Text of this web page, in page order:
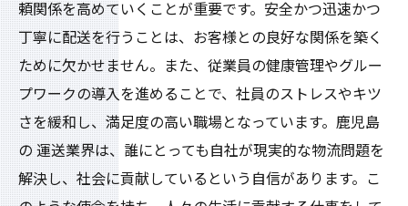
頼関係を高めていくことが重要です。安全かつ迅速かつ
丁寧に配送を行うことは、お客様との良好な関係を築く
ために欠かせません。また、従業員の健康管理やグルー
プワークの導入を進めることで、社員のストレスやキツ
さを緩和し、満足度の高い職場となっています。鹿児島
の 運送業界は、誰にとっても自社が現実的な物流問題を
解決し、社会に貢献しているという自信があります。こ